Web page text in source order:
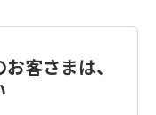
客さまは、